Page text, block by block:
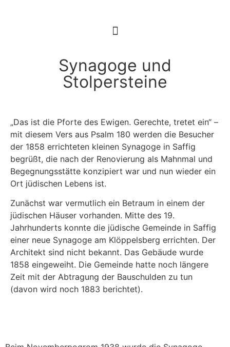
Synagoge und
Stolpersteine
„Das ist die Pforte des Ewigen. Gerechte, tretet ein“ –
mit diesem Vers aus Psalm 180 werden die Besucher
der 1858 errichteten kleinen Synagoge in Saffig
begrüßt, die nach der Renovierung als Mahnmal und
Begegnungsstätte konzipiert war und nun wieder ein
Ort jüdischen Lebens ist.
Zunächst war vermutlich ein Betraum in einem der
jüdischen Häuser vorhanden. Mitte des 19.
Jahrhunderts konnte die jüdische Gemeinde in Saffig
einer neue Synagoge am Klöppelsberg errichten. Der
Architekt sind nicht bekannt. Das Gebäude wurde
1858 eingeweiht. Die Gemeinde hatte noch längere
Zeit mit der Abtragung der Bauschulden zu tun
(davon wird noch 1883 berichtet).